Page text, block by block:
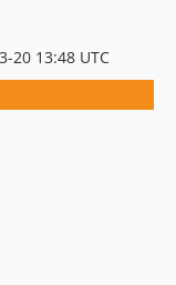
20 13:48 UTC